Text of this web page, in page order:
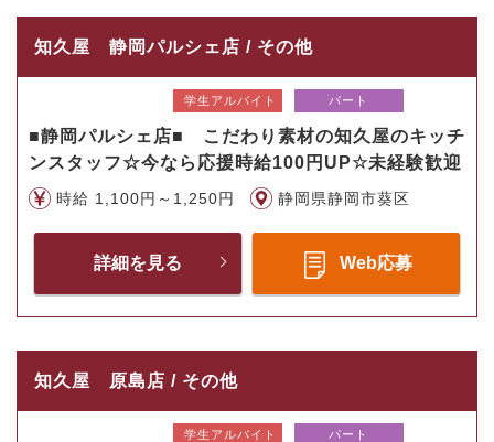
知久屋 静岡パルシェ店 / その他
学生アルバイト パート
■静岡パルシェ店■ こだわり素材の知久屋のキッチ
ンスタッフ☆今なら応援時給100円UP☆未経験歓迎
時給 1,100円～1,250円 静岡県静岡市葵区
詳細を見る Web応募
知久屋 原島店 / その他
学生アルバイト パート